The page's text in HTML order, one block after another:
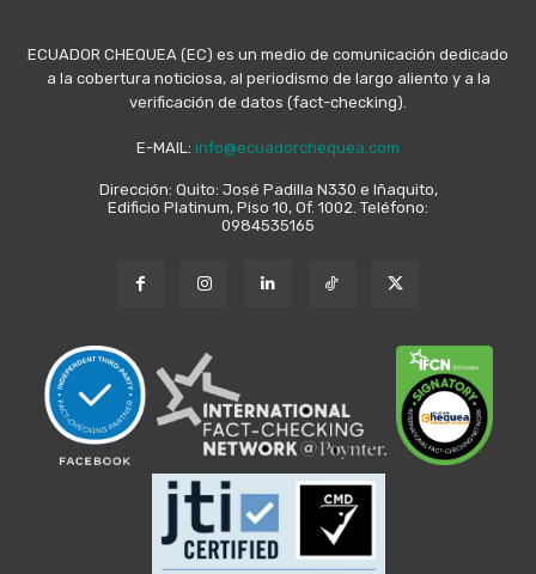
ECUADOR CHEQUEA (EC) es un medio de comunicación dedicado
a la cobertura noticiosa, al periodismo de largo aliento y a la
verificación de datos (fact-checking).
E-MAIL: info@ecuadorchequea.com
Dirección: Quito: José Padilla N330 e Iñaquito,
Edificio Platinum, Piso 10, Of. 1002. Teléfono:
0984535165